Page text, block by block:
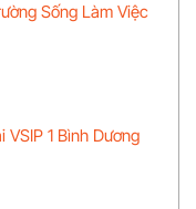
Sống Làm Việc
1 Bình Dương